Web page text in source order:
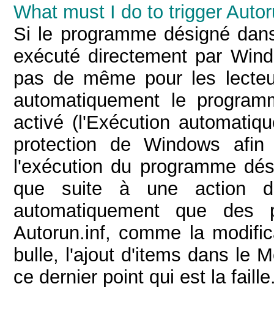
What must I do to trigger
Si le programme désigné
exécuté directement par
pas de même pour les
automatiquement le
activé (l'Exécution
protection de Windows
l'exécution du programme
que suite à une action
automatiquement que
Autorun.inf, comme la
bulle, l'ajout d'items dans le
ce dernier point qui est la